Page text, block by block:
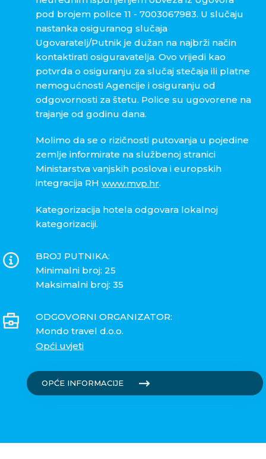
pod brojem police 11 - 7003067983. U slučaju
nastanka osiguranog slučaja
Ugovaratelj/Putnik je dužan na najbrži način
kontaktirati osiguravatelja. Ovo vrijedi kao
potvrda o osiguranju za slučaj stečaja ili platne
nemogućnosti Agencije i osiguranju od
odgovornosti za štetu. Police su ugovorene na
trajanje od godinu dana.
Molimo da se o rizičnosti putovanja u pojedine
zemlje informirate na službenoj stranici
Ministarstva vanjskih poslova i europskih
integracija RH www.mvp.hr.
Kategorizacija hotela odgovara lokalnoj
kategorizaciji.
BROJ PUTNIKA:
Minimalni broj: 25
Maksimalni broj: 35
ODGOVORNI ORGANIZATOR:
Mondo travel d.o.o.
Opći uvjeti
OPĆE INFORMACIJE